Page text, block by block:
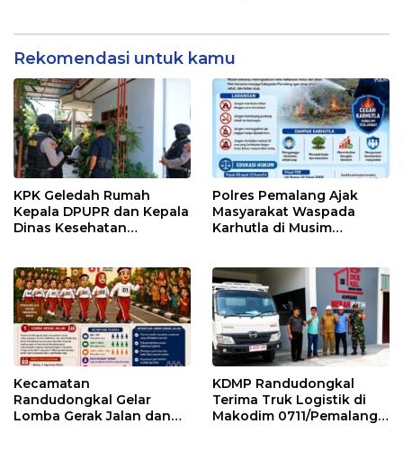
Rekomendasi untuk kamu
KPK Geledah Rumah
Kepala DPUPR dan Kepala
Dinas Kesehatan
Polres Pemalang Ajak
Masyarakat Waspada
Karhutla di Musim
Kecamatan
Randudongkal Gelar
Lomba Gerak Jalan dan
KDMP Randudongkal
Terima Truk Logistik di
Makodim 0711/Pemalang